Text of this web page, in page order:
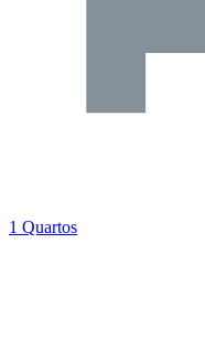
1 Quartos